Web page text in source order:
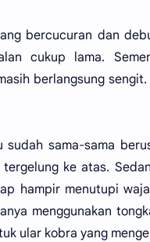
bercucuran dan
cukup lama.
berlangsung
sama-sama
ke atas.
hampir menutupi
menggunakan
ular kobra yang